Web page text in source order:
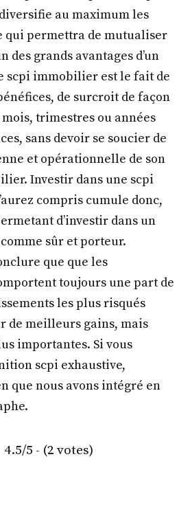
au maximum les
qui permettra de mutualiser
des grands avantages d’un
scpi immobilier est le fait de
de surcroit de façon
trimestres ou années
sans devoir se soucier de
et opérationnelle de son
Investir dans une scpi
compris cumule donc,
d’investir dans un
sûr et porteur.
que que les
toujours une part de
les plus risqués
de meilleurs gains, mais
importantes. Si vous
scpi exhaustive,
que nous avons intégré en
4.5/5 - (2 votes)